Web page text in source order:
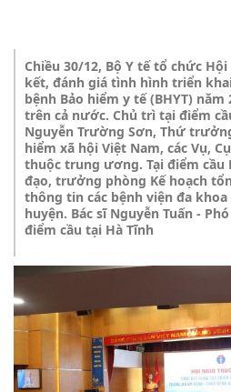
Chiều 30/12, Bộ Y tế tổ chức
kết, đánh giá tình hình triển
bệnh Bảo hiểm y tế (BHYT) năm
trên cả nước. Chủ trì tại điểm
Nguyễn Trường Sơn, Thứ
hiểm xã hội Việt Nam, các Vụ,
thuộc trung ương. Tại điểm cầu
đạo, trưởng phòng Kế hoạch
thông tin các bệnh viện đa
huyện. Bác sĩ Nguyễn Tuấn -
điểm cầu tại Hà Tĩnh